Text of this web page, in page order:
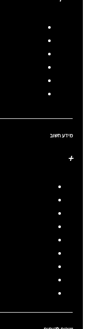
מידע חשוב